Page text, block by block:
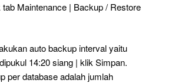
Maintenance | Backup / Restore
auto backup interval yaitu
14:20 siang | klik Simpan.
per database adalah jumlah